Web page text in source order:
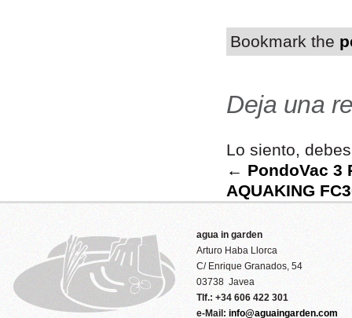
Bookmark the
Deja una
Lo siento,
← PondoVac 3
AQUAKING
agua in garden
Arturo Haba Llorca
C/ Enrique Granados, 54
03738 Javea
Tlf.: +34 606 422 301
e-Mail: info@aguaingarden.com